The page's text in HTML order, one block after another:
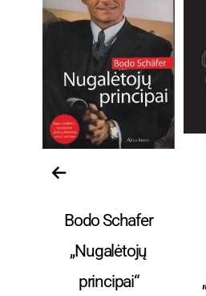
Verslas, vadyba ir
Bodo Schafer
„Nugalėtojų
principai“